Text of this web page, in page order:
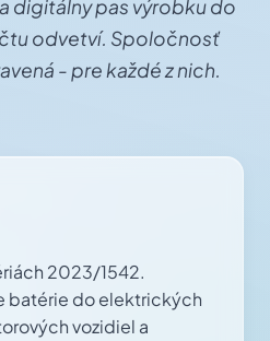
digitálny pas výrobku do
odvetví. Spoločnosť
- pre každé z nich.
2023/1542.
batérie do elektrických
vozidiel a